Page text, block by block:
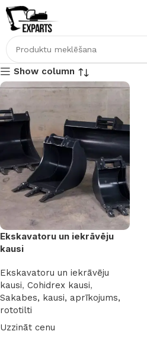
Show column
Ekskavatoru un iekrāvēju
kausi
Ekskavatoru un iekrāvēju
kausi, Cohidrex kausi,
Sakabes, kausi, aprīkojums,
rototilti
Uzzināt cenu